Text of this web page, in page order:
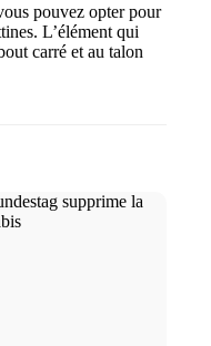
pouvez opter pour
L’élément qui
carré et au talon